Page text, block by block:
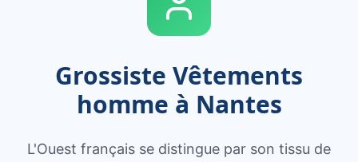
Grossiste Vêtements
homme à Nantes
L'Ouest français se distingue par son tissu de